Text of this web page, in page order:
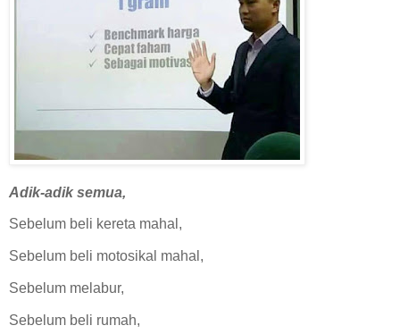
Adik-adik semua,
Sebelum beli kereta mahal,
Sebelum beli motosikal mahal,
Sebelum melabur,
Sebelum beli rumah,